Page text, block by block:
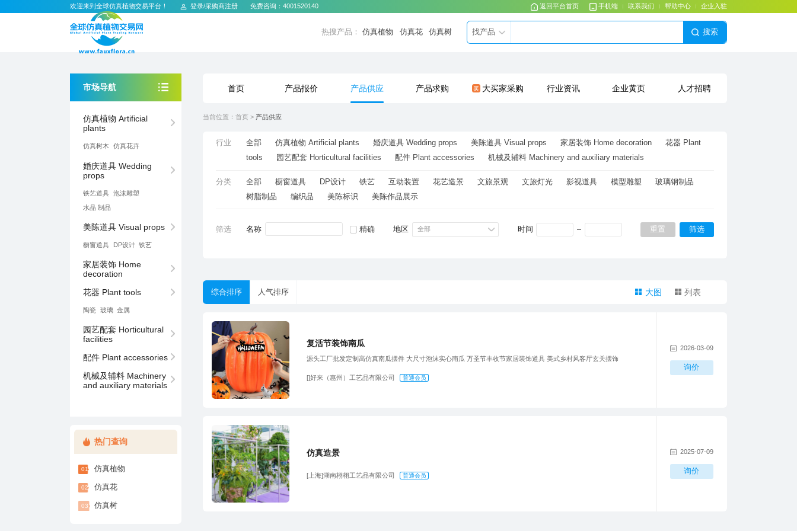
欢迎来到全球仿真植物交易平台！ 登录/采购商注册 免费咨询：4001520140 返回平台首页 手机端 联系我们 帮助中心 企业入驻
热搜产品：仿真植物 仿真花 仿真树 找产品 搜索
市场导航
plants
仿真树⽊ 仿真花卉
props
铁艺道具
泡沫雕塑
⽔晶 制品
美陈道具 Visual props
橱窗道具 DP设计 铁艺
decoration
花器 Plant tools
陶瓷 玻璃 ⾦属
facilities
配件 Plant accessories
and auxiliary materials
热门查询
01 仿真植物
02 仿真花
03 仿真树
首页 产品报价 产品供应 产品求购 大买家采购 行业资讯 企业黄页 人才招聘
当前位置：首页 > 产品供应
行业 全部 仿真植物 Artificial plants 婚庆道具 Wedding props 美陈道具 Visual props
家居装饰 Home decoration
tools
园艺配套 Horticultural facilities 配件 Plant accessories 机械及辅料 Machinery and auxiliary materials
分类 全部 橱窗道具 DP设计 铁艺 互动装置 花艺造景 ⽂旅景观 ⽂旅灯光 影视道具 模型雕塑
玻璃钢制品
树脂制品
编织品 美陈标识 美陈作品展示
筛选 名称 精确 地区 全部 时间 重置 筛选
综合排序 人气排序 大图 列表
复活节装饰南瓜
源头工厂批发定制高仿真南瓜摆件 大尺寸泡沫实心南瓜 万圣节丰收节家居装饰道具 美式乡村风客厅玄关摆饰
[]好来（惠州）工艺品有限公司 普通会员
2026-03-09
询价
仿真造景
[上海]湖南栩栩工艺品有限公司 普通会员
2025-07-09
询价